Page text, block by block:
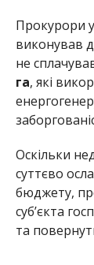
Прокурори
виконував
не
га, які
Оскільки
суттєво
бюджету,
суб’єкта
та